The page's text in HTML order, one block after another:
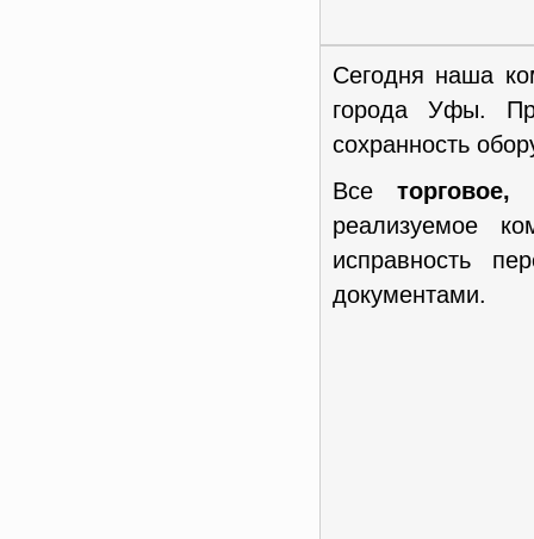
Сегодня наша
города Уфы.
сохранность
Все торговое,
реализуемое
исправность
документами.